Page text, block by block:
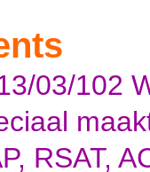
03/102
RSAT,